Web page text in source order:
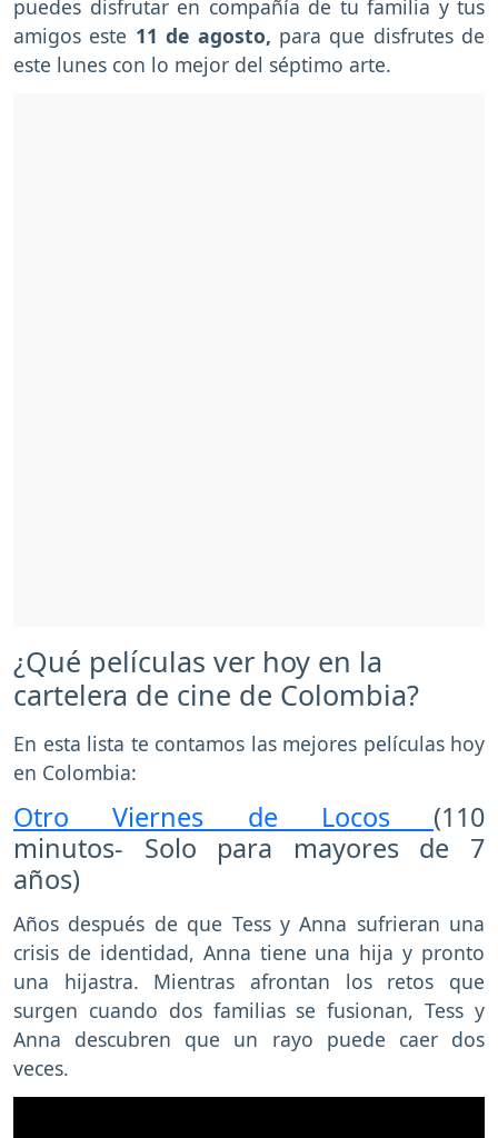
puedes disfrutar en compañía de tu familia y tus
amigos este 11 de agosto, para que disfrutes de
este lunes con lo mejor del séptimo arte.
¿Qué películas ver hoy en la
cartelera de cine de Colombia?
En esta lista te contamos las mejores películas hoy
en Colombia:
Otro Viernes de Locos (110
minutos- Solo para mayores de 7
años)
Años después de que Tess y Anna sufrieran una
crisis de identidad, Anna tiene una hija y pronto
una hijastra. Mientras afrontan los retos que
surgen cuando dos familias se fusionan, Tess y
Anna descubren que un rayo puede caer dos
veces.